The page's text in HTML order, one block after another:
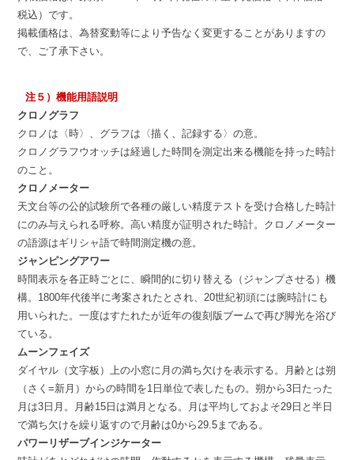
税込）です。
掲載価格は、為替変動等により予告なく変更することがありますの
で、ご了承下さい。
注５）機能用語説明
クロノグラフ
クロノは〈時〉、グラフは〈描く、記録する〉の意。
クロノグラフウオッチは経過した時間を測定出来る機能を持った時計
のこと。
クロノメーター
天文台等の公的試験所で各種の厳しい精度テストを受け合格した時計
にのみ与えられる呼称。高い精度が証明された時計。クロノメーター
の語源はギリシャ語で時間測定機の意。
ジャンピングアワー
時間表示を各正時ごとに、瞬間的に切り替える（ジャンプさせる）機
構。1800年代後半に考案されたとされ、20世紀初頭には腕時計にも
用いられた。一度はすたれたが近年の復刻版ブームで再び脚光を浴び
ている。
ムーンフェイズ
ダイヤル（文字板）上の小窓に月の満ち欠けを表示する。月齢とは朔
（さく=新月）からの時間を1日単位で表したもの。朔から3日たった
月は3日月。月齢15日は満月となる。月は平均しておよそ29日と半日
で満ち欠けを繰り返すので月齢は0から29.5まである。
パワーリザーブインジケーター